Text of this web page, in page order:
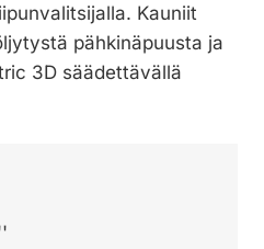
Kauniit
pähkinäpuusta ja
3D säädettävällä